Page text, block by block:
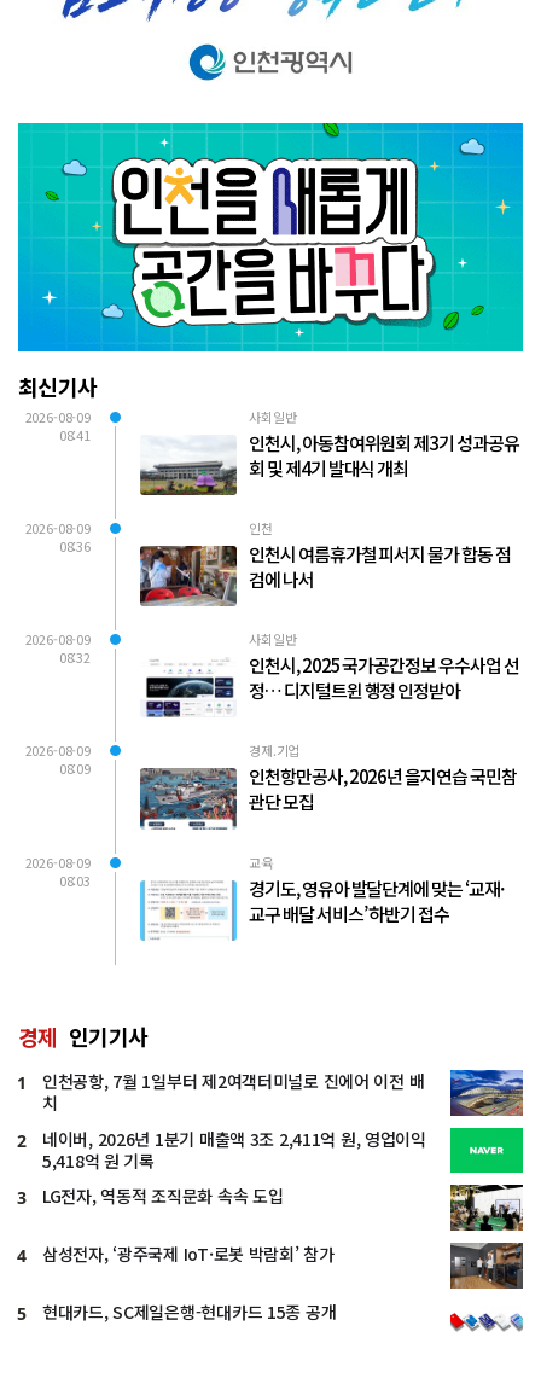
최신기사
2026-08-09
08:41
사회일반
인천시, 아동참여위원회 제3기 성과공유
회 및 제4기 발대식 개최
2026-08-09
08:36
인천
인천시 여름휴가철 피서지 물가 합동 점
검에 나서
2026-08-09
08:32
사회일반
인천시, 2025 국가공간정보 우수사업 선
정… 디지털트윈 행정 인정받아
2026-08-09
08:09
경제.기업
인천항만공사, 2026년 을지연습 국민참
관단 모집
2026-08-09
08:03
교육
경기도, 영유아 발달단계에 맞는 ‘교재·
교구 배달 서비스’ 하반기 접수
경제 인기기사
1
인천공항, 7월 1일부터 제2여객터미널로 진에어 이전 배
치
2
네이버, 2026년 1분기 매출액 3조 2,411억 원, 영업이익
5,418억 원 기록
3 LG전자, 역동적 조직문화 속속 도입
4 삼성전자, ‘광주국제 IoT·로봇 박람회’ 참가
5 현대카드, SC제일은행-현대카드 15종 공개